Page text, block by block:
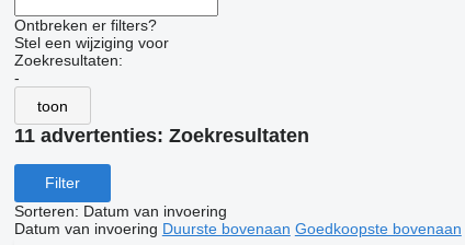
Ontbreken er filters?
Stel een wijziging voor
Zoekresultaten:
-
toon
11 advertenties: Zoekresultaten
Filter
Sorteren: Datum van invoering
Datum van invoering Duurste bovenaan Goedkoopste bovenaan